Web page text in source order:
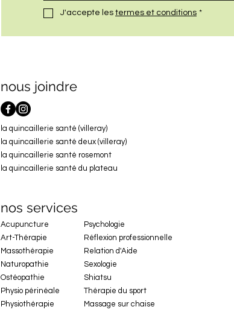
J'accepte les termes et conditions *
nous joindre
la quincaillerie santé (villeray)
la quincaillerie santé deux (villeray)
la quincaillerie santé rosemont
la quincaillerie santé du plateau
nos services
Acupuncture
Art-Thérapie
Massothérapie
Naturopathie
Ostéopathie
Physio périnéale
Physiothérapie
Psychologie
Réflexion professionnelle
Relation d'Aide
Sexologie
Shiatsu
Thérapie du sport
Massage sur chaise